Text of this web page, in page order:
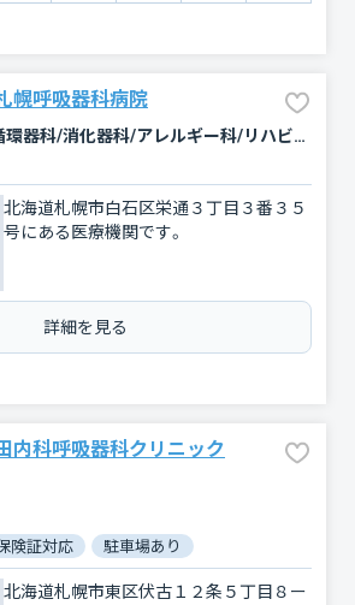
幌呼吸器科病院
内科/呼吸器内科/循環器科/消化器科/アレルギー科/リハビリテーション
北海道札幌市白石区栄通３丁目３番３５
号にある医療機関です。
詳細を見る
内科呼吸器科クリニック
険証対応 駐車場あり
北海道札幌市東区伏古１２条５丁目８ー